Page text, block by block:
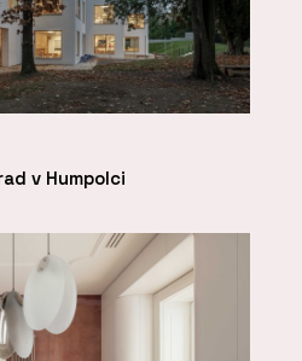
v Humpolci